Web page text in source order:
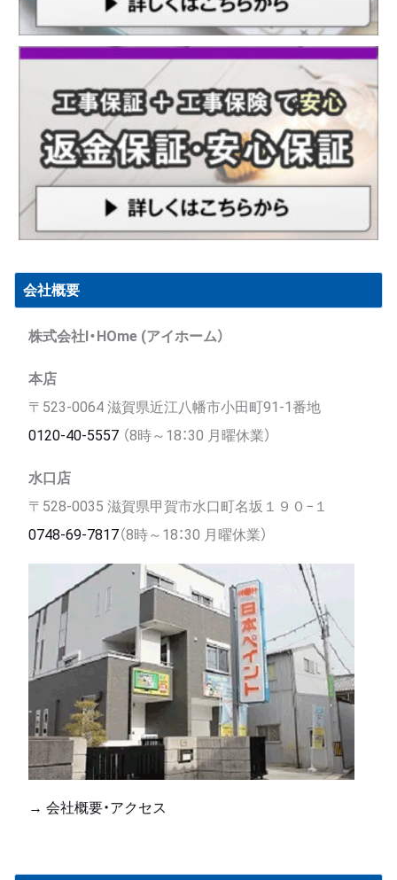
会社概要
株式会社I・HOme (アイホーム）
本店
〒523-0064 滋賀県近江八幡市小田町91-1番地
0120-40-5557（8時～18：30 月曜休業）
水口店
〒528-0035 滋賀県甲賀市水口町名坂１９０−１
0748-69-7817（8時～18：30 月曜休業）
→ 会社概要・アクセス